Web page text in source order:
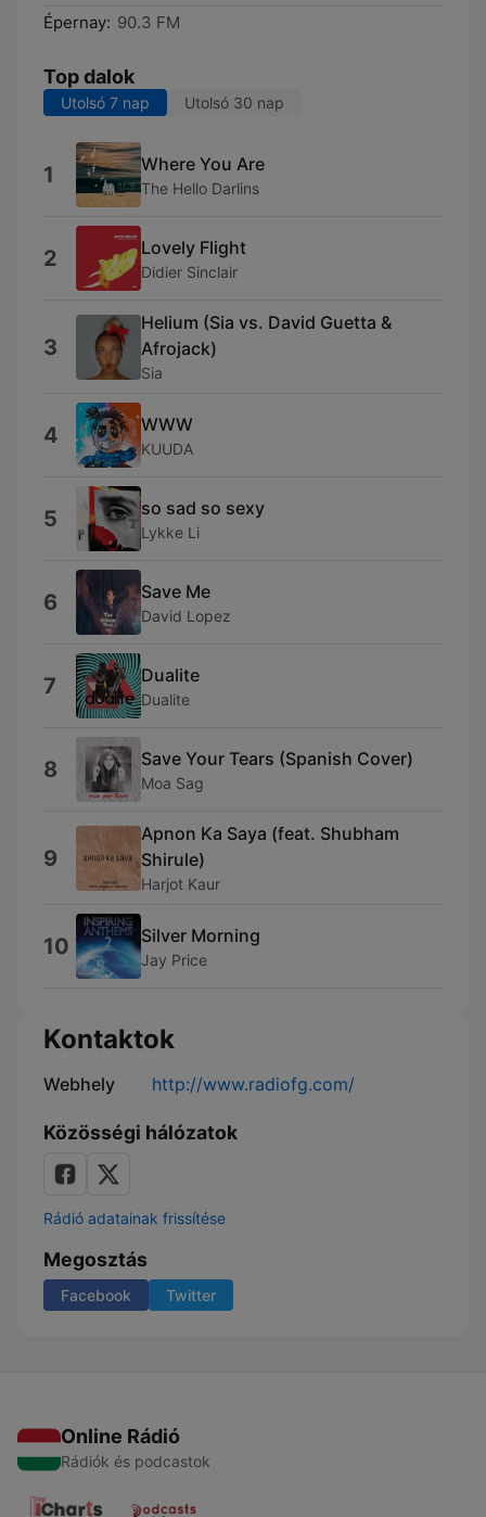
Épernay: 90.3 FM
Top dalok
Utolsó 7 nap Utolsó 30 nap
1 Where You Are
The Hello Darlins
2 Lovely Flight
Didier Sinclair
3
Helium (Sia vs. David Guetta &
Afrojack)
Sia
4 WWW
KUUDA
5 so sad so sexy
Lykke Li
6 Save Me
David Lopez
7 Dualite
Dualite
8 Save Your Tears (Spanish Cover)
Moa Sag
9
Apnon Ka Saya (feat. Shubham
Shirule)
Harjot Kaur
10 Silver Morning
Jay Price
Kontaktok
Webhely http://www.radiofg.com/
Közösségi hálózatok
Rádió adatainak frissítése
Megosztás
Facebook Twitter
Online Rádió
Rádiók és podcastok